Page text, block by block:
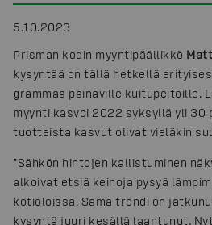
5.10.2023
Prisman kodin myyntipäällikkö
kysyntää on tällä hetkellä
grammaa painaville kuitupeitoille.
myynti kasvoi 2022 syksyllä yli 30
tuotteista kasvut olivat vieläkin
”Sähkön hintojen kallistuminen
alkoivat etsiä keinoja pysyä
kotioloissa. Sama trendi on
kysyntä juuri kesällä laantunut.